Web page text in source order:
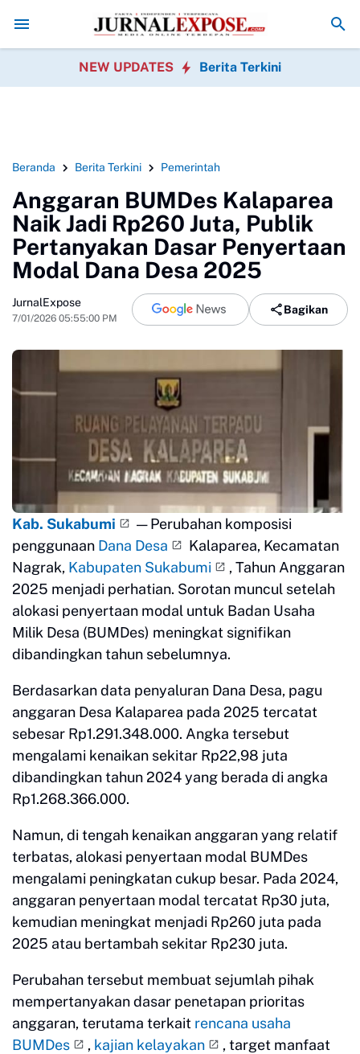
Gelar Khitanan Massal GratisSaka Bahari Lanal Dumai Ajak
NEW UPDATES Berita Terkini
Beranda Berita Terkini Pemerintah
Anggaran BUMDes Kalaparea
Naik Jadi Rp260 Juta, Publik
Pertanyakan Dasar Penyertaan
Modal Dana Desa 2025
JurnalExpose
7/01/2026 05:55:00 PM
Bagikan
Kab. Sukabumi
— Perubahan komposisi
penggunaan Dana Desa
Kalaparea, Kecamatan
Nagrak, Kabupaten Sukabumi
, Tahun Anggaran
2025 menjadi perhatian. Sorotan muncul setelah
alokasi penyertaan modal untuk Badan Usaha
Milik Desa (BUMDes) meningkat signifikan
dibandingkan tahun sebelumnya.
Berdasarkan data penyaluran Dana Desa, pagu
anggaran Desa Kalaparea pada 2025 tercatat
sebesar Rp1.291.348.000. Angka tersebut
mengalami kenaikan sekitar Rp22,98 juta
dibandingkan tahun 2024 yang berada di angka
Rp1.268.366.000.
Namun, di tengah kenaikan anggaran yang relatif
terbatas, alokasi penyertaan modal BUMDes
mengalami peningkatan cukup besar. Pada 2024,
anggaran penyertaan modal tercatat Rp30 juta,
kemudian meningkat menjadi Rp260 juta pada
2025 atau bertambah sekitar Rp230 juta.
Perubahan tersebut membuat sejumlah pihak
mempertanyakan dasar penetapan prioritas
anggaran, terutama terkait rencana usaha
BUMDes
, kajian kelayakan
, target manfaat